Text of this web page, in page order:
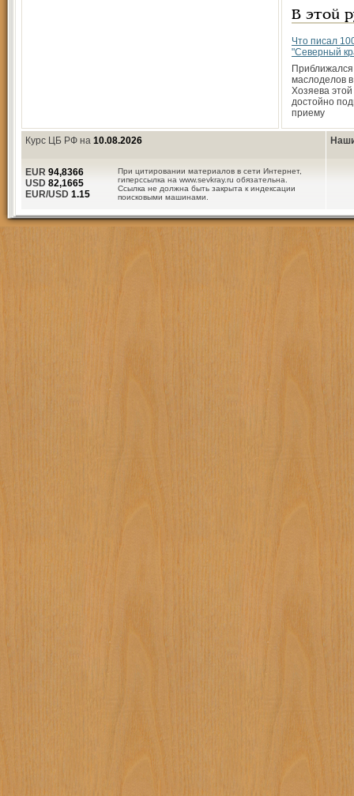
В этой
Что писал
"Северный
маслоделов
Хозяева
достойно
приему
Курс ЦБ РФ на 10.08.2026
При цитировании материалов в сети Интернет,
гиперссылка на www.sevkray.ru обязательна.
Ссылка не должна быть закрыта к индексации
поисковыми машинами.
EUR 94,8366
USD 82,1665
EUR/USD 1.15